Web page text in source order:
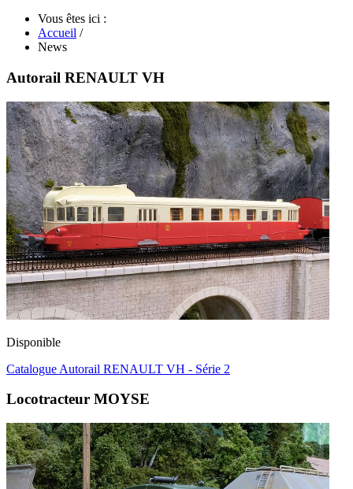
Vous êtes ici :
Accueil /
News
Autorail RENAULT VH
Disponible
Catalogue Autorail RENAULT VH - Série 2
Locotracteur MOYSE